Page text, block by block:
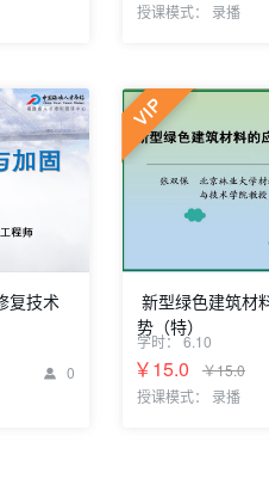
授课模式： 录播
复技术

0
新型绿色建筑材
势（特）
张双保 北京林业大
学时：6.10
￥15.0 ￥15.0
授课模式： 录播